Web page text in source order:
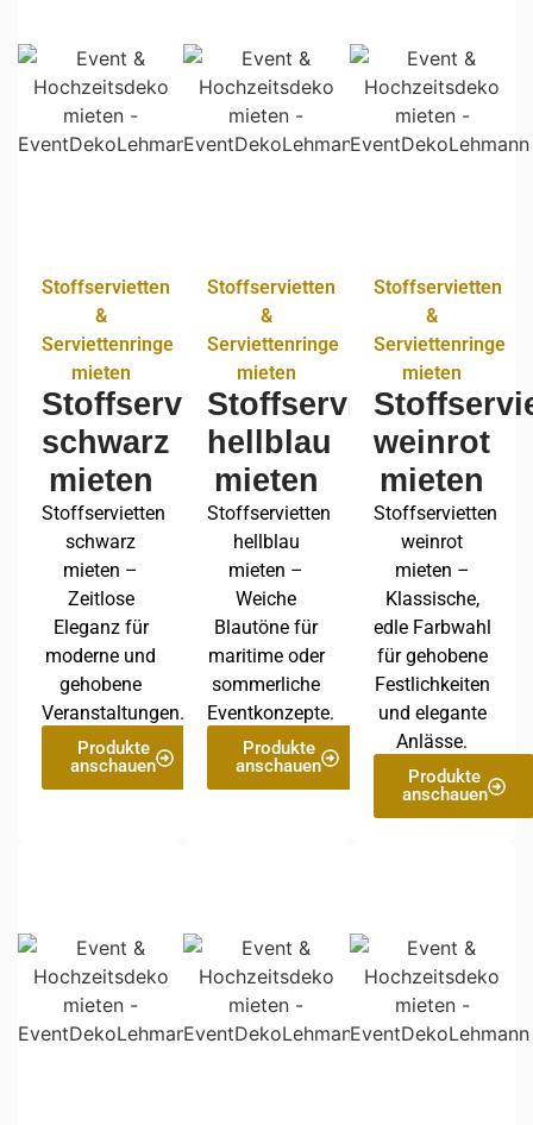
Stoffservietten
&
Serviettenringe
mieten
Stoffservietten
schwarz
mieten
Stoffservietten
schwarz
mieten –
Zeitlose
Eleganz für
moderne und
gehobene
Veranstaltungen.
Produkte
anschauen
Stoffservietten
&
Serviettenringe
mieten
Stoffservietten
hellblau
mieten
Stoffservietten
hellblau
mieten –
Weiche
Blautöne für
maritime oder
sommerliche
Eventkonzepte.
Produkte
anschauen
Stoffservietten
&
Serviettenringe
mieten
weinrot
mieten
Stoffservietten
weinrot
mieten –
Klassische,
edle Farbwahl
für gehobene
Festlichkeiten
und elegante
Anlässe.
Produkte
anschauen